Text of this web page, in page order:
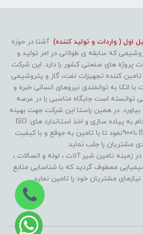
اول ( واردات و تولید کننده) آشنا در حوزه
که سابقه ی طولانی در امر تولید و
پروژه های صنعتی کشور را دارد. این شرکت
کننده تجهیزات نفت، گاز و پتروشیمی
اتکا به توانمندی نیروهای انسانی خبره و
توانسته است جایگاه مناسبی را در عرصه
در همین راستا این شرکت جهت بهینه
سازی روند فعالیت ها اقدام به پیاده سازی و اخذ استاندارد های: ISO
9001، ISO 10002، Iso 27000/TSنمود تا با تامین به موقع و با کیفیت
مشتریان را جلب نماید.
تامین شیر آلات ، لوله و اتصالات ،
معطوف گردید که با شناسایی منابع
مشتریان خود را تامین نماید.